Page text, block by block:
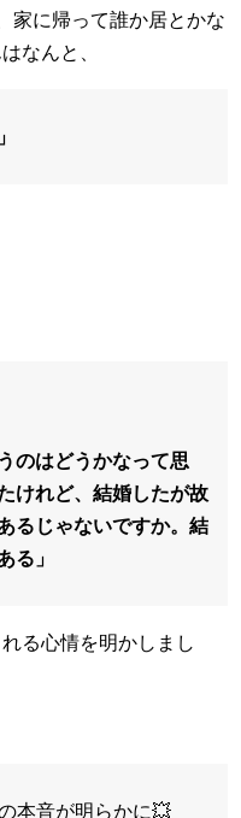
家に帰って誰か居とかな
なんと、
のはどうかなって思
けれど、結婚したが故
るじゃないですか。結
る」
る心情を明かしまし
本音が明らかに💥